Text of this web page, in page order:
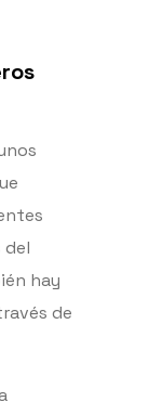
del
hay
de